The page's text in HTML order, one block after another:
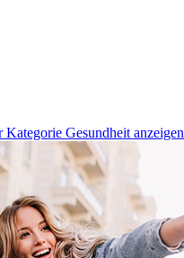
Gesundheit anzeigen